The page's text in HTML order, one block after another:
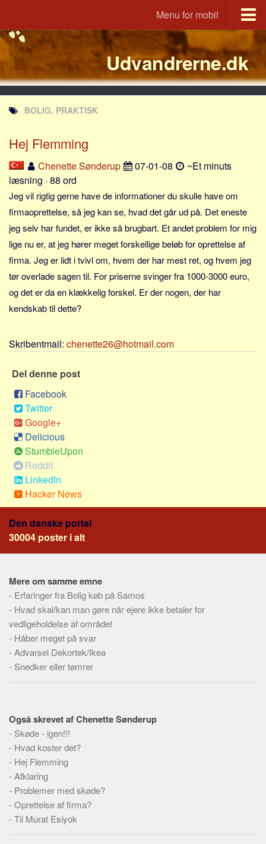
Menu for mobil
Portal
Udvandrerne.dk
Utvandrerne.no
Utvandrarna.se
Tyskland.dk
England.dk
Rusland.dk
JLKM.dk
Lande
Tyrkiet
Spanien
Frankrig
Sverige
Norge
Thailand
Grækenland
Nøgleord
Bolig
Job
Virksomhed
Investering
Pension og opsparing
Forbrug
Social sikring og sundhed
Transport
Aspekter
Køb og salg
Økonomi
Jura og regler
Skatter og afgifter
Alle
Meta
Dokumenttyper
Emner
Skribenter
Personer
Udvandrerne.dk
BOLIG, PRAKTISK
Hej Flemming
Chenette Sønderup 07-01-08
~Et minuts
læsning · 88 ord
Jeg vil rigtig gerne have de informationer du skulle have om
firmaoprettelse, så jeg kan se, hvad det går ud på. Det eneste
jeg selv har fundet, er ikke så brugbart. Et andet problem for mig
lige nu er, at jeg hører meget forskellige beløb for oprettelse af
firma. Jeg er lidt i tvivl om, hvem der har mest ret, og hvem jeg
tør overlade sagen til. For priserne svinger fra 1000-3000 euro,
og det er da en klækkelig forskel. Er der nogen, der har
kendskab til dette?
Skribentmail: chenette26@hotmail.com
Del denne post
Facebook
Twitter
Google+
Delicious
StumbleUpon
Reddit
LinkedIn
Hacker News
Den danske portal
30004 poster i alt
Mere om samme emne
- Erfaringer fra Bolig køb på Samos
- Hvad skal/kan man gøre når ejere ikke betaler for
vedligeholdelse af området
- Håber meget på svar
-Advarsel Dekortek/Ikea
- Snedker eller tømrer
Også skrevet af Chenette Sønderup
- Skøde - igen!!!
- Hvad koster det?
- Hej Flemming
-Afklaring
- Problemer med skøde?
-Oprettelse af firma?
-Til Murat Esiyok